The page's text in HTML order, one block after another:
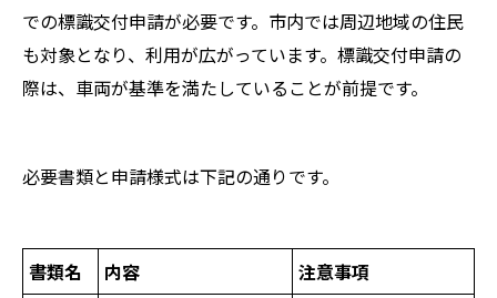
での標識交付申請が必要です。市内では周辺地域の住民
も対象となり、利用が広がっています。標識交付申請の
際は、車両が基準を満たしていることが前提です。
必要書類と申請様式は下記の通りです。
書類名 内容
注意事項